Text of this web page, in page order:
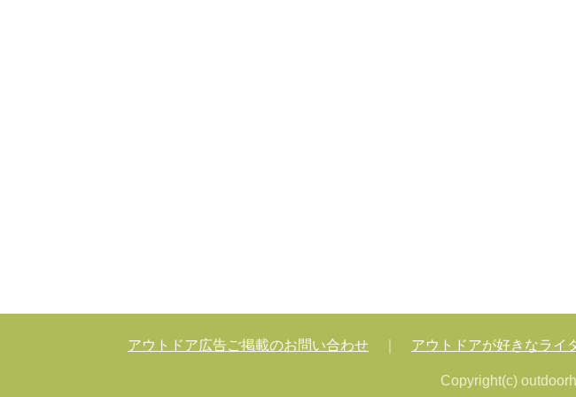
アウトドア広告ご掲載のお問い合わせ アウトドアが好きなライ
Copyright(c)